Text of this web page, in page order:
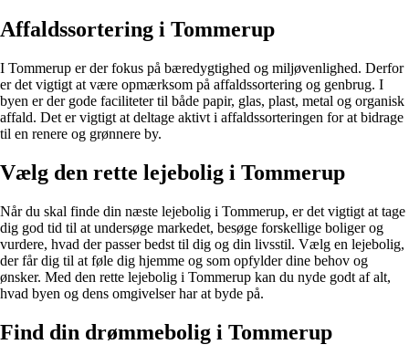
Affaldssortering i Tommerup
I Tommerup er der fokus på bæredygtighed og miljøvenlighed. Derfor
er det vigtigt at være opmærksom på affaldssortering og genbrug. I
byen er der gode faciliteter til både papir, glas, plast, metal og organisk
affald. Det er vigtigt at deltage aktivt i affaldssorteringen for at bidrage
til en renere og grønnere by.
Vælg den rette lejebolig i Tommerup
Når du skal finde din næste lejebolig i Tommerup, er det vigtigt at tage
dig god tid til at undersøge markedet, besøge forskellige boliger og
vurdere, hvad der passer bedst til dig og din livsstil. Vælg en lejebolig,
der får dig til at føle dig hjemme og som opfylder dine behov og
ønsker. Med den rette lejebolig i Tommerup kan du nyde godt af alt,
hvad byen og dens omgivelser har at byde på.
Find din drømmebolig i Tommerup